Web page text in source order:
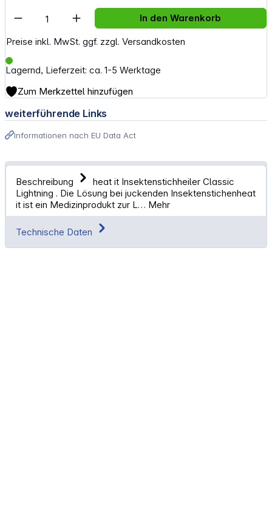
Preise inkl. MwSt. ggf. zzgl. Versandkosten
Lagernd, Lieferzeit: ca. 1-5 Werktage
Artikel Anzahl: Gib den gewünschten
In den Warenkorb
Zum Merkzettel hinzufügen
weiterführende Links
Informationen nach EU Data Act
Beschreibung
heat it Insektenstichheiler Classic
Lightning . Die Lösung bei juckenden Insektenstichenheat
it ist ein Medizinprodukt zur L… Mehr
Technische Daten